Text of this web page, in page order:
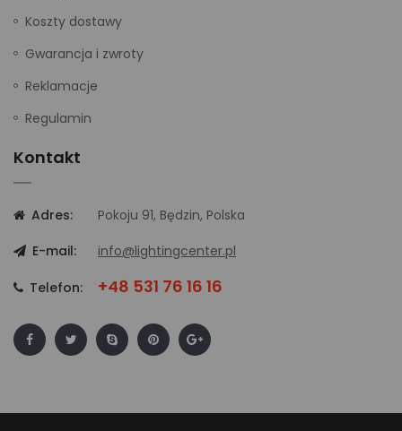
Koszty dostawy
Gwarancja i zwroty
Reklamacje
Regulamin
Kontakt
Adres:
Pokoju 91, Będzin, Polska
E-mail:
info@lightingcenter.pl
Telefon: +48 531 76 16 16